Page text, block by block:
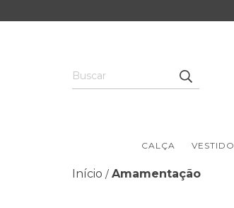
CALÇA VESTIDO
Início / Amamentação